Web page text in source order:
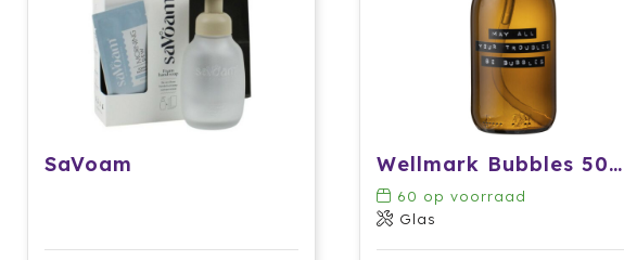
SaVoam Wellmark Bubbles 500 ml handzeepdispenser
60 op voorraad
Glas